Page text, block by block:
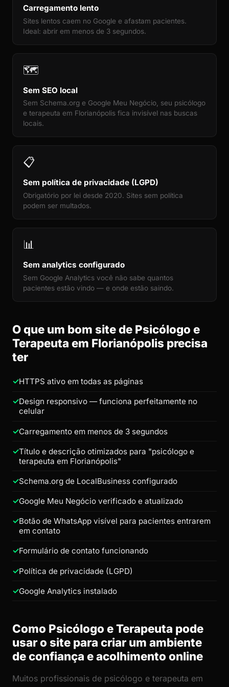
Carregamento lento
Sites lentos caem no Google e afastam pacientes.
Ideal: abrir em menos de 3 segundos.
🗺️
Sem SEO local
Sem Schema.org e Google Meu Negócio, seu psicólogo
e terapeuta em Florianópolis fica invisível nas buscas
locais.
📋
Sem política de privacidade (LGPD)
Obrigatório por lei desde 2020. Sites sem política
podem ser multados.
📊
Sem analytics configurado
Sem Google Analytics você não sabe quantos
pacientes estão vindo — e onde estão saindo.
O que um bom site de Psicólogo e
Terapeuta em Florianópolis precisa
ter
HTTPS ativo em todas as páginas
Design responsivo — funciona perfeitamente no
celular
Carregamento em menos de 3 segundos
Título e descrição otimizados para "psicólogo e
terapeuta em Florianópolis"
Schema.org de LocalBusiness configurado
Google Meu Negócio verificado e atualizado
Botão de WhatsApp visível para pacientes entrarem
em contato
Formulário de contato funcionando
Política de privacidade (LGPD)
Google Analytics instalado
Como Psicólogo e Terapeuta pode
usar o site para criar um ambiente
de confiança e acolhimento online
Muitos profissionais de psicólogo e terapeuta em